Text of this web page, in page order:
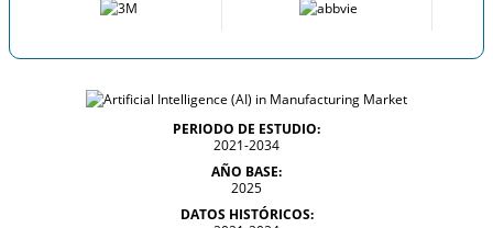
PERIODO DE ESTUDIO:
2021-2034
AÑO BASE:
2025
DATOS HISTÓRICOS: